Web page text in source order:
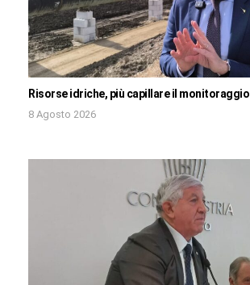
Risorse idriche, più capillare il monitoraggio
8 Agosto 2026